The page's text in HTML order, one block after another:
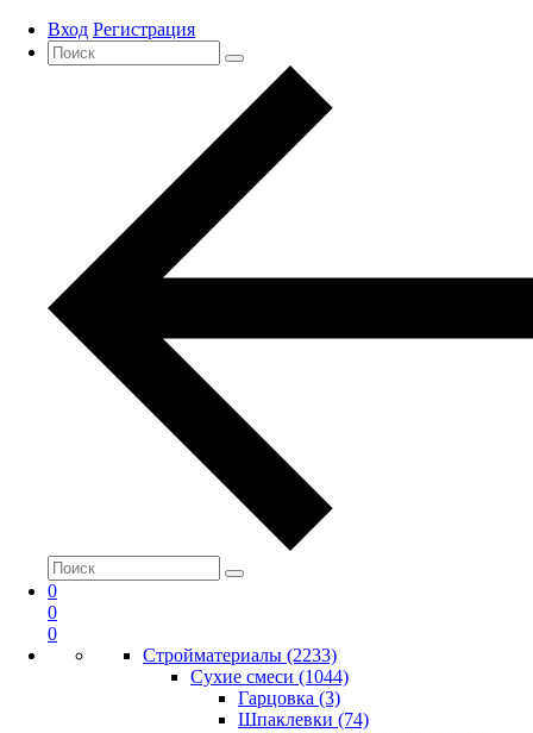
Вход Регистрация
0
0
0
Стройматериалы (2233)
Сухие смеси (1044)
Гарцовка (3)
Шпаклевки (74)